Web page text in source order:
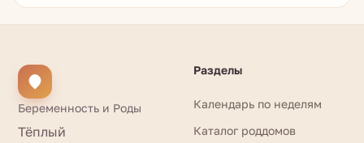
Беременность и Роды
Тёплый
Разделы
Календарь по неделям
Каталог роддомов